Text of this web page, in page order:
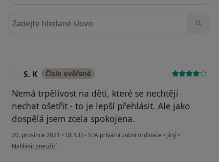
Hledejte v názorech
S. K Číslo ověřené
Nemá trpělivost na děti, které se nechtějí
nechat ošetřit - to je lepší přehlásit. Ale jako
dospělá jsem zcela spokojena.
20. prosince 2021 • DENTI - STA privátní zubní ordinace • Jiný •
podle názoru uživatele S. K
Nahlásit zneužití